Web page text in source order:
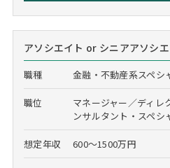
アソシエイト or シニアアソシ
職種 金融・不動産系スペシ
職位
マネージャー／ディレ
ンサルタント・スペシ
想定年収 600～1500万円